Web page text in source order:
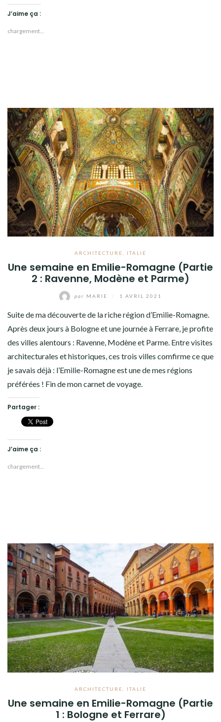
J’aime ça :
chargement…
ARCHITECTURE ITALIE
Une semaine en Emilie-Romagne (Partie
2 : Ravenne, Modène et Parme)
par MARIE 1 AVRIL 2021
Suite de ma découverte de la riche région d’Emilie-Romagne.
Après deux jours à Bologne et une journée à Ferrare, je profite
des villes alentours : Ravenne, Modène et Parme. Entre visites
architecturales et historiques, ces trois villes comfirme ce que
je savais déjà : l’Emilie-Romagne est une de mes régions
préférées ! Fin de mon carnet de voyage.
Partager :
J’aime ça :
chargement…
ARCHITECTURE ITALIE
Une semaine en Emilie-Romagne (Partie
1 : Bologne et Ferrare)